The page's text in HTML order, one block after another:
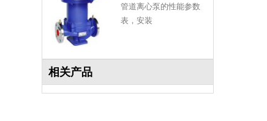
管道离心泵的性能参数
表，安装
相关产品